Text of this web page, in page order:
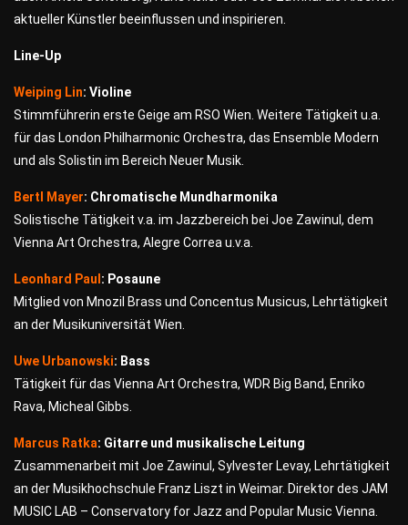
aktueller Künstler beeinflussen und inspirieren.
Line-Up
Weiping Lin: Violine
Stimmführerin erste Geige am RSO Wien. Weitere Tätigkeit u.a.
für das London Philharmonic Orchestra, das Ensemble Modern
und als Solistin im Bereich Neuer Musik.
Bertl Mayer: Chromatische Mundharmonika
Solistische Tätigkeit v.a. im Jazzbereich bei Joe Zawinul, dem
Vienna Art Orchestra, Alegre Correa u.v.a.
Leonhard Paul : Posaune
Mitglied von Mnozil Brass und Concentus Musicus, Lehrtätigkeit
an der Musikuniversität Wien.
Uwe Urbanowski: Bass
Tätigkeit für das Vienna Art Orchestra, WDR Big Band, Enriko
Rava, Micheal Gibbs.
Marcus Ratka: Gitarre und musikalische Leitung
Zusammenarbeit mit Joe Zawinul, Sylvester Levay, Lehrtätigkeit
an der Musikhochschule Franz Liszt in Weimar. Direktor des JAM
MUSIC LAB – Conservatory for Jazz and Popular Music Vienna.